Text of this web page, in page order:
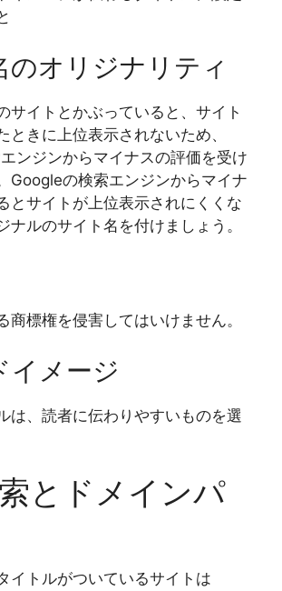
のオリジナリティ
サイトとかぶっていると、サイト
ときに上位表示されないため、
ンジンからマイナスの評価を受け
Googleの検索エンジンからマイナ
とサイトが上位表示されにくくな
ナルのサイト名を付けましょう。
商標権を侵害してはいけません。
イメージ
は、読者に伝わりやすいものを選
とドメインパ
イトルがついているサイトは